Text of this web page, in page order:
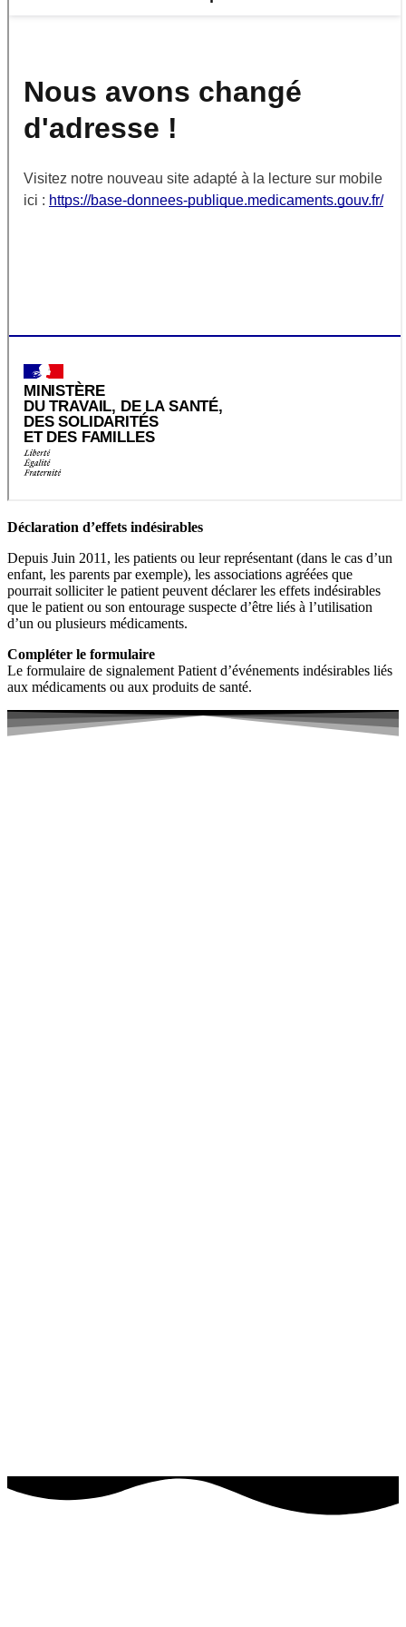
Déclaration d’effets indésirables
Depuis Juin 2011, les patients ou leur représentant (dans le cas d’un
enfant, les parents par exemple), les associations agréées que
pourrait solliciter le patient peuvent déclarer les effets indésirables
que le patient ou son entourage suspecte d’être liés à l’utilisation
d’un ou plusieurs médicaments.
Compléter le formulaire
Le formulaire de signalement Patient d’événements indésirables liés
aux médicaments ou aux produits de santé.